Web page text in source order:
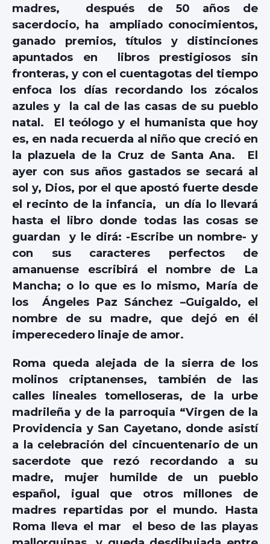
madres, después de 50 años de
sacerdocio, ha ampliado conocimientos,
ganado premios, títulos y distinciones
apuntados en libros prestigiosos sin
fronteras, y con el cuentagotas del tiempo
enfoca los días recordando los zócalos
azules y la cal de las casas de su pueblo
natal. El teólogo y el humanista que hoy
es, en nada recuerda al niño que creció en
la plazuela de la Cruz de Santa Ana. El
ayer con sus años gastados se secará al
sol y, Dios, por el que apostó fuerte desde
el recinto de la infancia, un día lo llevará
hasta el libro donde todas las cosas se
guardan y le dirá: -Escribe un nombre- y
con sus caracteres perfectos de
amanuense escribirá el nombre de La
Mancha; o lo que es lo mismo, María de
los Ángeles Paz Sánchez –Guigaldo, el
nombre de su madre, que dejó en él
imperecedero linaje de amor.
Roma queda alejada de la sierra de los
molinos criptanenses, también de las
calles lineales tomelloseras, de la urbe
madrileña y de la parroquia “Virgen de la
Providencia y San Cayetano, donde asistí
a la celebración del cincuentenario de un
sacerdote que rezó recordando a su
madre, mujer humilde de un pueblo
español, igual que otros millones de
madres repartidas por el mundo. Hasta
Roma lleva el mar el beso de las playas